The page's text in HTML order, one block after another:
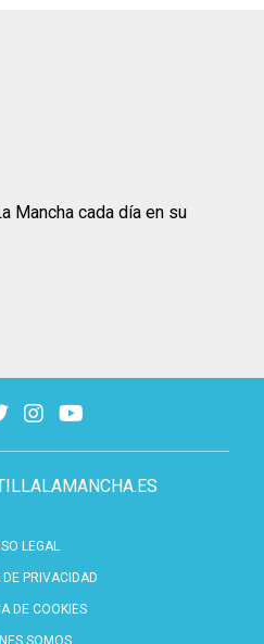
LEGAL
DE PRIVACIDAD
DE COOKIES
Mancha cada día en su